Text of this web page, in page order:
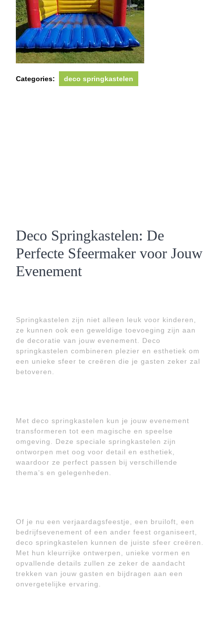
Categories: deco springkastelen
Deco Springkastelen: De
Perfecte Sfeermaker voor Jouw
Evenement
Springkastelen zijn niet alleen leuk voor kinderen,
ze kunnen ook een geweldige toevoeging zijn aan
de decoratie van jouw evenement. Deco
springkastelen combineren plezier en esthetiek om
een unieke sfeer te creëren die je gasten zeker zal
betoveren.
Met deco springkastelen kun je jouw evenement
transformeren tot een magische en speelse
omgeving. Deze speciale springkastelen zijn
ontworpen met oog voor detail en esthetiek,
waardoor ze perfect passen bij verschillende
thema’s en gelegenheden.
Of je nu een verjaardagsfeestje, een bruiloft, een
bedrijfsevenement of een ander feest organiseert,
deco springkastelen kunnen de juiste sfeer creëren.
Met hun kleurrijke ontwerpen, unieke vormen en
opvallende details zullen ze zeker de aandacht
trekken van jouw gasten en bijdragen aan een
onvergetelijke ervaring.